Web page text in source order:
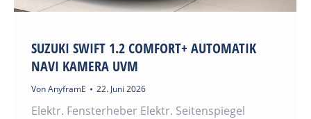
SUZUKI SWIFT 1.2 COMFORT+ AUTOMATIK
NAVI KAMERA UVM
VonAnyframE 22. Juni 2026
Elektr. Fensterheber Elektr. Seitenspiegel